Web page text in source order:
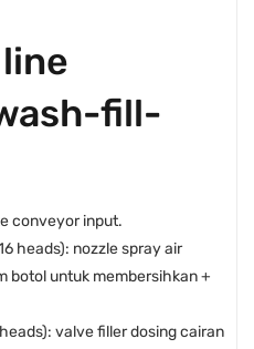
fill-
conveyor input.
heads): nozzle spray air
botol untuk membersihkan +
valve filler dosing cairan